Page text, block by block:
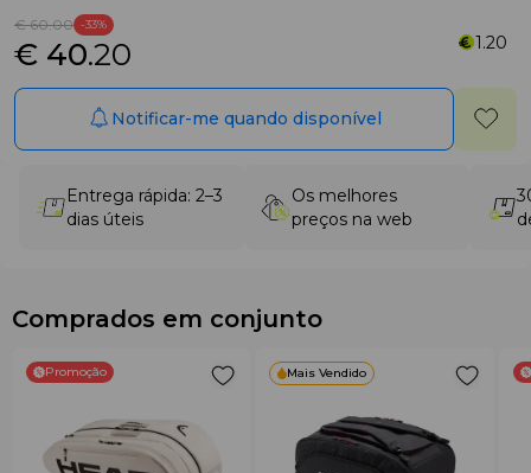
€ 60.00 -33%
€ 40.20 1.20
Notificar-me quando disponível
Entrega rápida: 2–3
dias úteis
Os melhores
preços na web
Comprados em conjunto
Promoção Mais Vendido